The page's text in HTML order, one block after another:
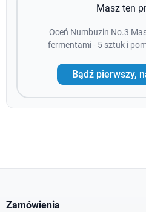
Masz ten
Oceń Numbuzin No.3
fermentami - 5 sztuk i
Bądź pierwszy,
Zamówienia